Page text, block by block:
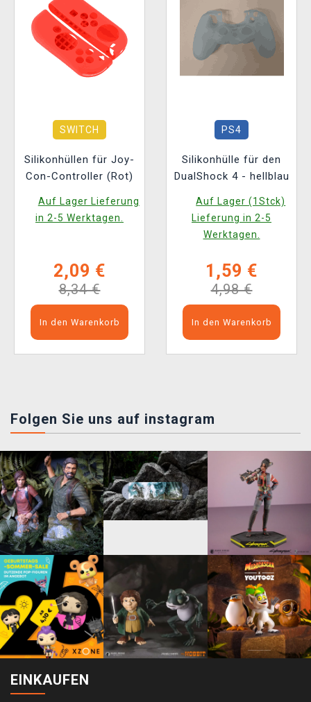
SWITCH
Silikonhüllen für Joy-
Con-Controller (Rot)
Auf Lager Lieferung
in 2-5 Werktagen.
2,09 €
8,34 €
In den Warenkorb
PS4
Silikonhülle für den
DualShock 4 - hellblau
Auf Lager (1Stck)
Lieferung in 2-5
Werktagen.
1,59 €
4,98 €
In den Warenkorb
Folgen Sie uns auf instagram
EINKAUFEN